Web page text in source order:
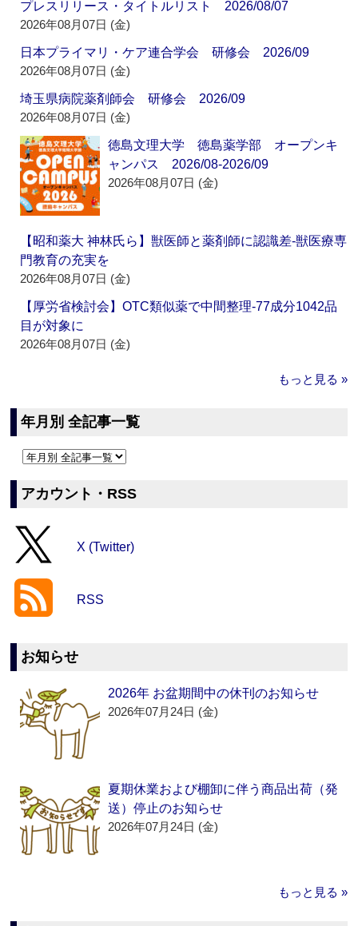
プレスリリース・タイトルリスト 2026/08/07
2026年08月07日 (金)
日本プライマリ・ケア連合学会 研修会 2026/09
2026年08月07日 (金)
埼玉県病院薬剤師会 研修会 2026/09
2026年08月07日 (金)
徳島文理大学 徳島薬学部 オープンキ
ャンパス 2026/08-2026/09
2026年08月07日 (金)
【昭和薬大 神林氏ら】獣医師と薬剤師に認識差‐獣医療専
門教育の充実を
2026年08月07日 (金)
【厚労省検討会】OTC類似薬で中間整理‐77成分1042品
目が対象に
2026年08月07日 (金)
もっと見る »
年月別 全記事一覧
アカウント・RSS
X (Twitter)
RSS
お知らせ
2026年 お盆期間中の休刊のお知らせ
2026年07月24日 (金)
夏期休業および棚卸に伴う商品出荷（発
送）停止のお知らせ
2026年07月24日 (金)
もっと見る »